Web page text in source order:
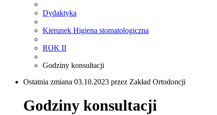
Dydaktyka
Kierunek Higiena stomatologiczna
ROK II
Godziny konsultacji
Ostatnia zmiana 03.10.2023 przez Zakład Ortodoncji
Godziny konsultacji